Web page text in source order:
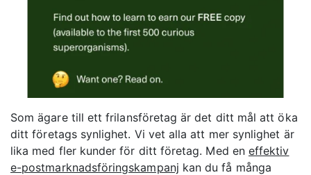
Som ägare till ett frilansföretag är det ditt mål att öka
ditt företags synlighet. Vi vet alla att mer synlighet är
lika med fler kunder för ditt företag. Med en effektiv
e-postmarknadsföringskampanj kan du få många